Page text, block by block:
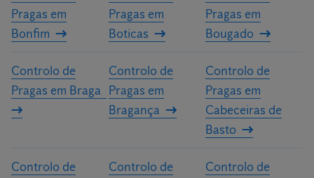
Pragas em
Bonfim
Pragas em
Boticas
Pragas em
Bougado
Controlo de
Pragas em Braga
Controlo de
Pragas em
Bragança
Controlo de
Pragas em
Cabeceiras de
Basto
Controlo de
Controlo de
Controlo de